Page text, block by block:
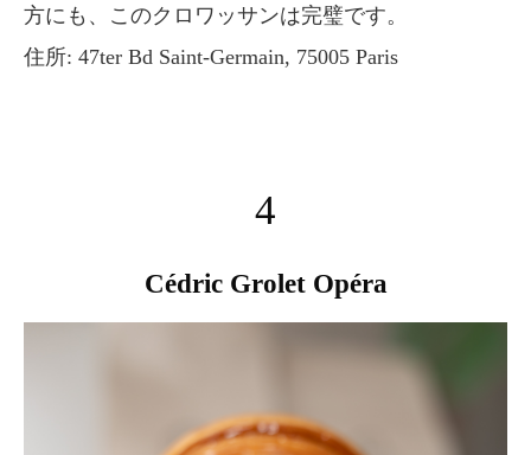
方にも、このクロワッサンは完璧です。
住所: 47ter Bd Saint-Germain, 75005 Paris
4
Cédric Grolet Opéra